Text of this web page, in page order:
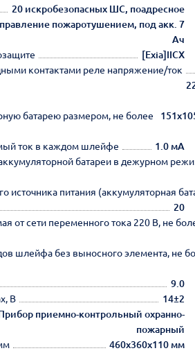
20 искробезопасных ШС, поадресное
пожаротушением, под акк. 7
Ач
[Exia]IICX
контактами реле напряжение/ток
батарею размером, не более
ток в каждом шлейфе
1.0 мА
батареи в дежурном
источника питания (аккумуляторная
20
от сети переменного тока 220 В, не
шлейфа без выносного элемента, не
9.0
В
14±2
приемно-контрольный охранно-
пожарный
460х360х110 мм